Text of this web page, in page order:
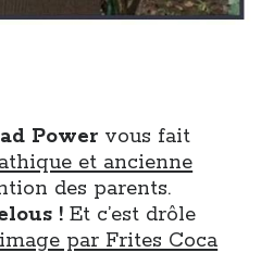
Power vous fait
et ancienne
des parents.
! Et c’est drôle
par Frites Coca